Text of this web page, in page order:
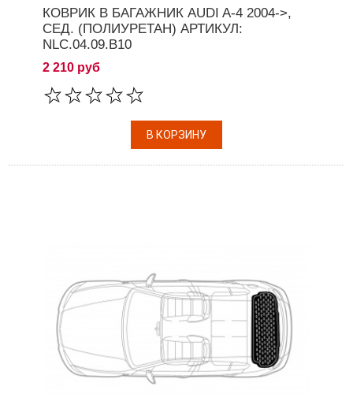
КОВРИК В БАГАЖНИК AUDI A-4 2004->,
СЕД. (ПОЛИУРЕТАН) АРТИКУЛ:
NLC.04.09.B10
2 210 руб